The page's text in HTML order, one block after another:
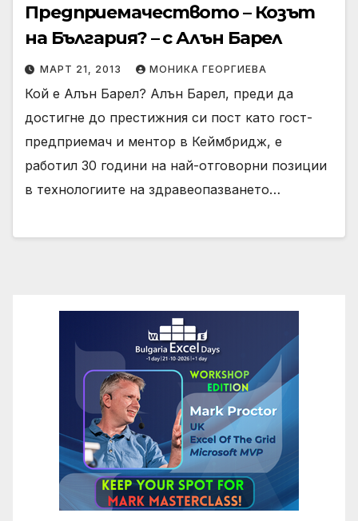
Предприемачеството – Козът
на България? – с Алън Барел
МАРТ 21, 2013 МОНИКА ГЕОРГИЕВА
Кой е Алън Барел? Алън Барел, преди да
достигне до престижния си пост като гост-
предприемач и ментор в Кеймбридж, е
работил 30 години на най-отговорни позиции
в технологиите на здравеопазването…